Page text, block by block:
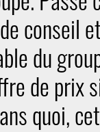
du
de prix
quoi,